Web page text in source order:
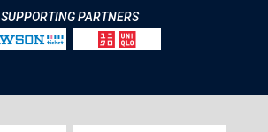
SUPPORTING PARTNERS